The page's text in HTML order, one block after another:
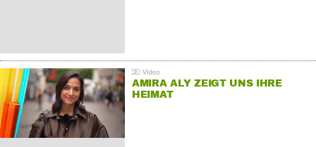
AMIRA ALY ZEIGT UNS IHRE
HEIMAT